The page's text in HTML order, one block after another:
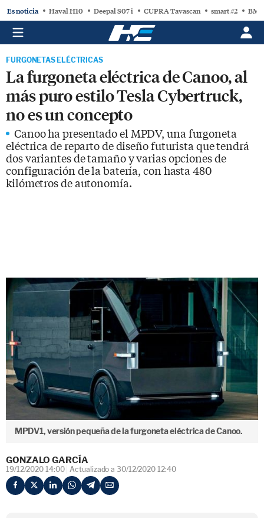
Es noticia Haval H10 Deepal S07 i CUPRA Tavascan smart #2
FURGONETAS ELÉCTRICAS
La furgoneta eléctrica de Canoo, al
más puro estilo Tesla Cybertruck,
no es un concepto
Canoo ha presentado el MPDV, una furgoneta
eléctrica de reparto de diseño futurista que tendrá
dos variantes de tamaño y varias opciones de
configuración de la batería, con hasta 480
kilómetros de autonomía.
MPDV1, versión pequeña de la furgoneta eléctrica de Canoo.
GONZALO GARCÍA
19/12/2020 14:00 Actualizado a 30/12/2020 12:40